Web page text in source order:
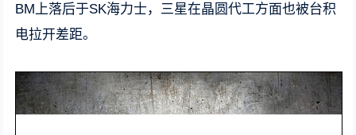
BM上落后于SK海力士，三星在晶圆代工方面也被台积
电拉开差距。